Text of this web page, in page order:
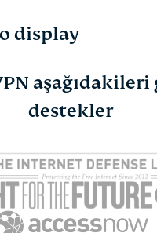
display
destekler